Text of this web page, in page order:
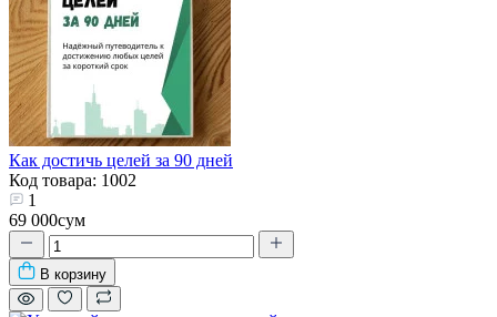
Как достичь целей за 90 дней
Код товара: 1002
1
69 000сум
В корзину